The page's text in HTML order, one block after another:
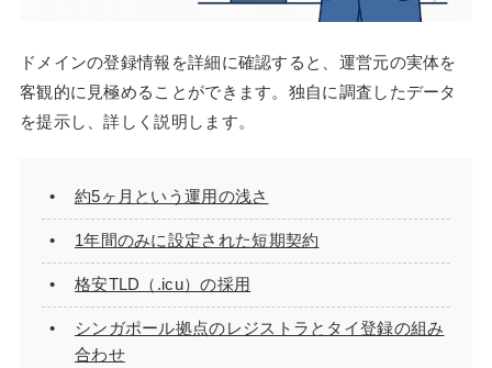
ドメインの登録情報を詳細に確認すると、運営元の実体を
客観的に見極めることができます。独自に調査したデータ
を提示し、詳しく説明します。
約5ヶ月という運用の浅さ
1年間のみに設定された短期契約
格安TLD（.icu）の採用
シンガポール拠点のレジストラとタイ登録の組み
合わせ